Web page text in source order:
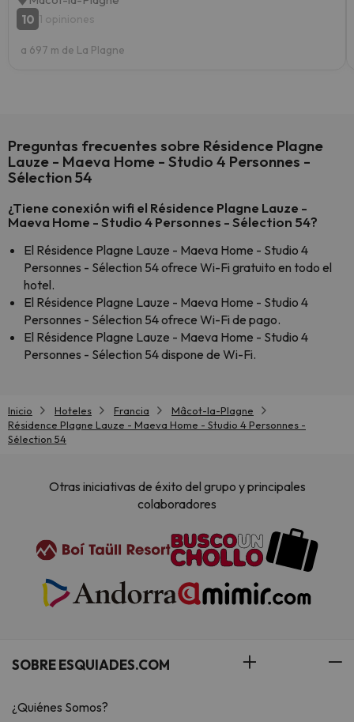
10 1 opiniones
a 697 m de La Plagne
Preguntas frecuentes sobre Résidence Plagne
Lauze - Maeva Home - Studio 4 Personnes -
Sélection 54
¿Tiene conexión wifi el Résidence Plagne Lauze -
Maeva Home - Studio 4 Personnes - Sélection 54?
El Résidence Plagne Lauze - Maeva Home - Studio 4
Personnes - Sélection 54 ofrece Wi-Fi gratuito en todo el
hotel.
El Résidence Plagne Lauze - Maeva Home - Studio 4
Personnes - Sélection 54 ofrece Wi-Fi de pago.
El Résidence Plagne Lauze - Maeva Home - Studio 4
Personnes - Sélection 54 dispone de Wi-Fi.
Inicio Hoteles Francia
Mâcot-la-Plagne
Résidence Plagne Lauze - Maeva Home - Studio 4 Personnes -
Sélection 54
Otras iniciativas de éxito del grupo y principales
colaboradores
SOBRE ESQUIADES.COM
¿Quiénes Somos?